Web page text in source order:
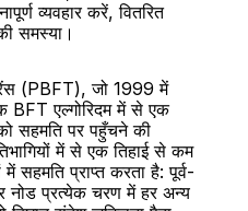
व्यवहार करें, वितरित
समस्या।
(PBFT), जो 1999 में
BFT एल्गोरिदम में से एक
सहमति पर पहुँचने की
में से एक तिहाई से कम
सहमति प्राप्त करता है: पूर्व-
नोड प्रत्येक चरण में हर अन्य